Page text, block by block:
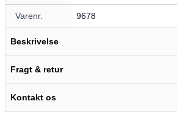
Varenr. 9678
Beskrivelse
Fragt & retur
Kontakt os